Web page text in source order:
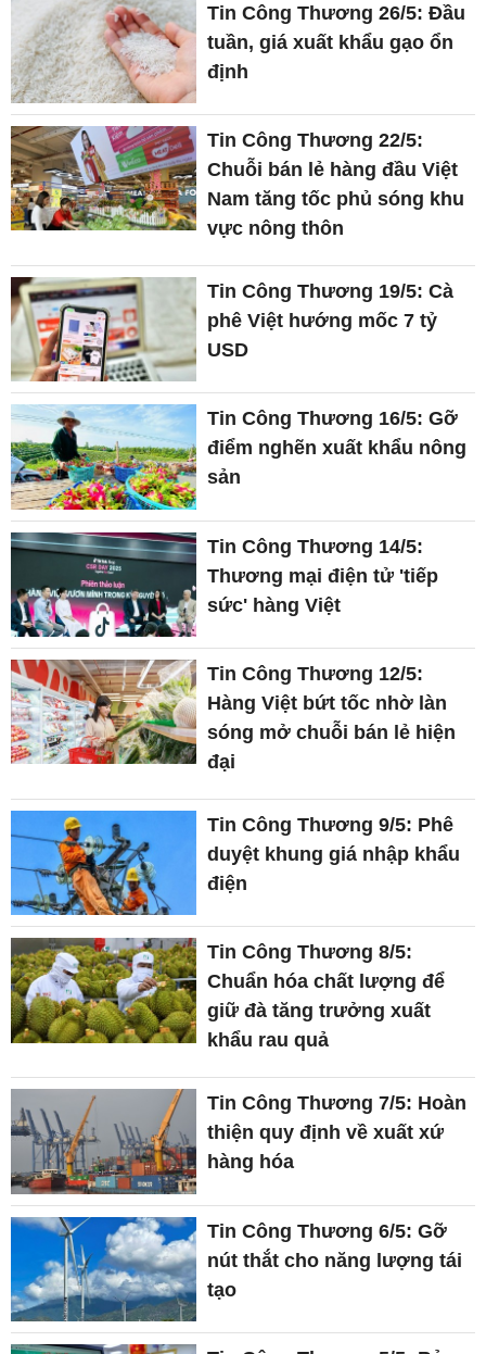
Tin Công Thương 26/5: Đầu
tuần, giá xuất khẩu gạo ổn
định
Tin Công Thương 22/5:
Chuỗi bán lẻ hàng đầu Việt
Nam tăng tốc phủ sóng khu
vực nông thôn
Tin Công Thương 19/5: Cà
phê Việt hướng mốc 7 tỷ
USD
Tin Công Thương 16/5: Gỡ
điểm nghẽn xuất khẩu nông
sản
Tin Công Thương 14/5:
Thương mại điện tử 'tiếp
sức' hàng Việt
Tin Công Thương 12/5:
Hàng Việt bứt tốc nhờ làn
sóng mở chuỗi bán lẻ hiện
đại
Tin Công Thương 9/5: Phê
duyệt khung giá nhập khẩu
điện
Tin Công Thương 8/5:
Chuẩn hóa chất lượng để
giữ đà tăng trưởng xuất
khẩu rau quả
Tin Công Thương 7/5: Hoàn
thiện quy định về xuất xứ
hàng hóa
Tin Công Thương 6/5: Gỡ
nút thắt cho năng lượng tái
tạo